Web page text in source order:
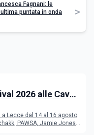
Fagnani: le
puntata in onda
>
2026 alle Cave
a Lecce dal 14 al 16 agosto
PAWSA, Jamie Jones